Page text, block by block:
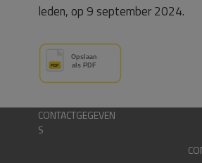
leden, op 9 september 2024.
CONTACTGEGEVEN
S